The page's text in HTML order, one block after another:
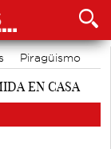
Piragüismo